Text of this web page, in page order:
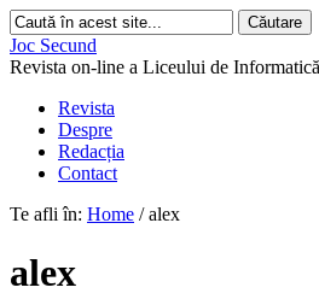
Joc Secund
Revista on-line a Liceului de Informatică
Revista
Despre
Redacția
Contact
Te afli în: Home / alex
alex